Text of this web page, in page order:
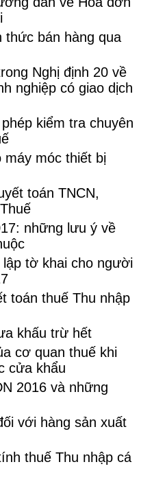
thức bán hàng qua
Nghị định 20 về
nghiệp có giao dịch
kiểm tra chuyên
máy móc thiết bị
toán TNCN,
những lưu ý về
tờ khai cho người
toán thuế Thu nhập
khấu trừ hết
cơ quan thuế khi
cửa khẩu
2016 và những
với hàng sản xuất
thuế Thu nhập cá